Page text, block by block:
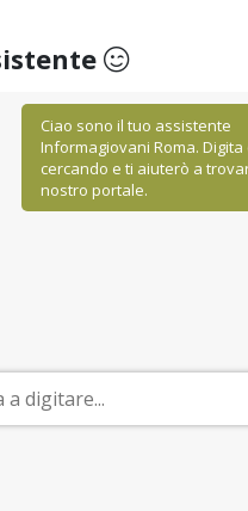
Ciao sono il tuo assistente
Informagiovani Roma. Digita
cercando e ti aiuterò a
nostro portale.
universitario